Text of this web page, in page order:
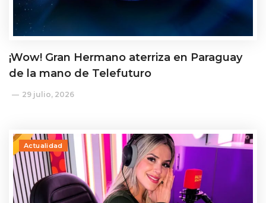
¡Wow! Gran Hermano aterriza en Paraguay
de la mano de Telefuturo
29 julio, 2026
Actualidad